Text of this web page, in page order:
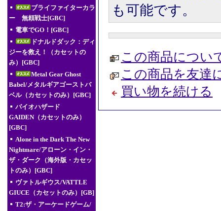
ブライファイターカラ
ー 無頼戦士[GBC]
電車でGO！[GBC]
ドナルドダック：ディ
ジーを救え！（カセットの
み）[GBC]
Metal Gear Ghost
Babel/メタルギアゴーストバ
ベル（カセットのみ）[GBC]
バイオハザード
GAIDEN（カセットのみ）
[GBC]
Alone in the Dark The New
Nightmare/アローン・イン・
ザ・ダーク（海外版・カセッ
トのみ）[GBC]
ヴァトルギウス/VATTLE
GIUCE（カセットのみ）[GB]
T2:ザ・アーケードゲーム/
も可能です。
この商品につい
この商品を友達
買い物を続ける